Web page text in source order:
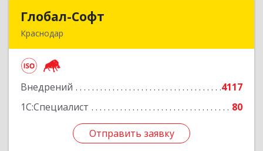
Глобал-Софт
Краснодар
Внедрений
4117
1С:Специалист
80
Отправить заявку
Подробнее
Отправить заявку